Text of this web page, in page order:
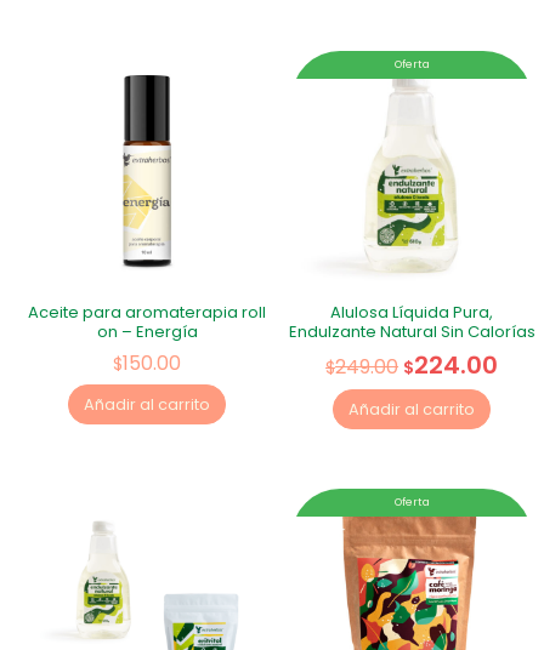
Aceite para aromaterapia roll
on – Energía
$150.00
Añadir al carrito
Oferta
Alulosa Líquida Pura,
Endulzante Natural Sin Calorías
$249.00 $224.00
Añadir al carrito
Oferta